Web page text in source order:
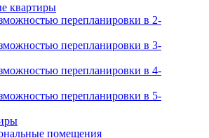
квартиры
перепланировки в 2-
перепланировки в 3-
перепланировки в 4-
перепланировки в 5-
помещения